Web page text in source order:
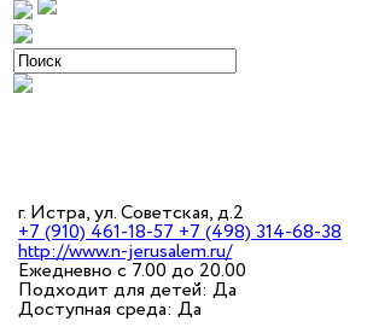
г. Истра, ул. Советская, д.2
+7 (910) 461-18-57 +7 (498) 314-68-38
http://www.n-jerusalem.ru/
Ежедневно с 7.00 до 20.00
Подходит для детей: Да
Доступная среда: Да